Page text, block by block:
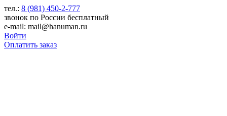
тел.: 8 (981) 450-2-777
звонок по России бесплатный
e-mail: mail@hanuman.ru
Войти
Оплатить заказ